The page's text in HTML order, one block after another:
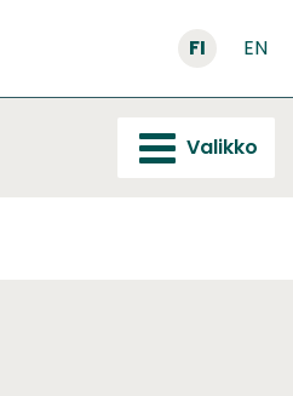
FI EN
Valikko